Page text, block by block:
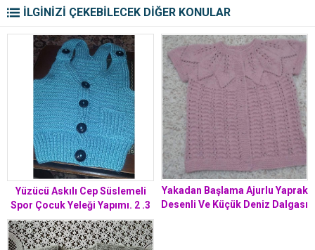
İLGİNİZİ ÇEKEBİLECEK DİĞER KONULAR
Yüzücü Askılı Cep Süslemeli
Spor Çocuk Yeleği Yapımı. 2 .3
yaş
Yakadan Başlama Ajurlu Yaprak
Desenli Ve Küçük Deniz Dalgası